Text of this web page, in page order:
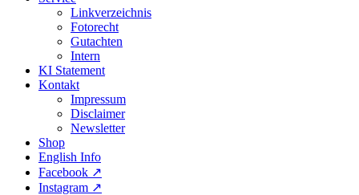
Linkverzeichnis
Fotorecht
Gutachten
Intern
KI Statement
Kontakt
Impressum
Disclaimer
Newsletter
Shop
English Info
Facebook ↗︎
Instagram ↗︎